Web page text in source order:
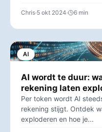
Chris 5 okt 2024 6 min
AI
AI wordt te duur:
rekening laten
Per token wordt AI
rekening stijgt. Ontdek
exploderen en hoe je...